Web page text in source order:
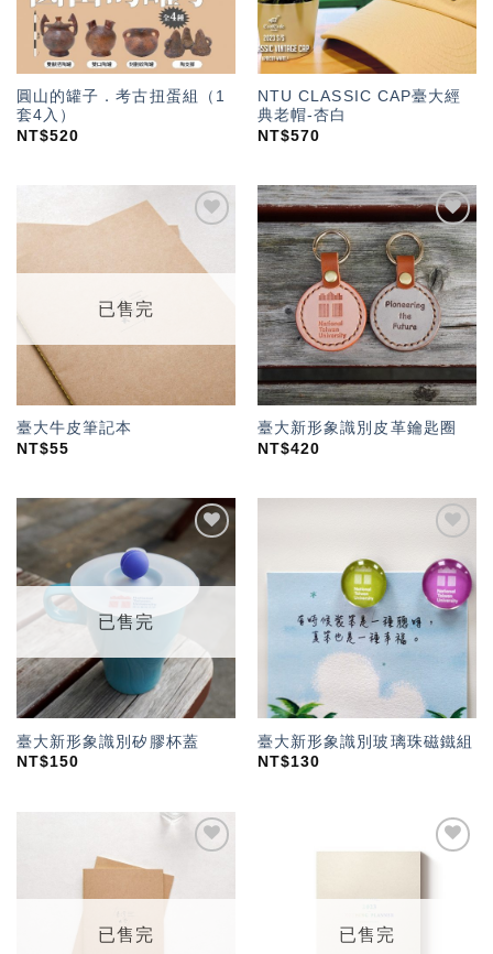
圓山的罐子．考古扭蛋組（1
套4入）
NT$520
NTU CLASSIC CAP臺大經
典老帽-杏白
NT$570
「願
望輕
已售完
臺大牛皮筆記本
NT$55
加入
「願
望輕
單」
臺大新形象識別皮革鑰匙圈
NT$420
望輕
已售完
臺大新形象識別矽膠杯蓋
NT$150
「願
望輕
單」
臺大新形象識別玻璃珠磁鐵組
NT$130
望輕
已售完 已售完